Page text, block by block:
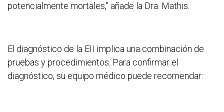
potencialmente mortales," añade la Dra. Mathis.
El diagnóstico de la EII implica una combinación de
pruebas y procedimientos. Para confirmar el
diagnóstico, su equipo médico puede recomendar: